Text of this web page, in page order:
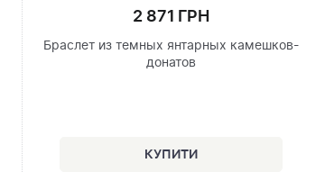
2 871 ГРН
Браслет из темных янтарных камешков-
донатов